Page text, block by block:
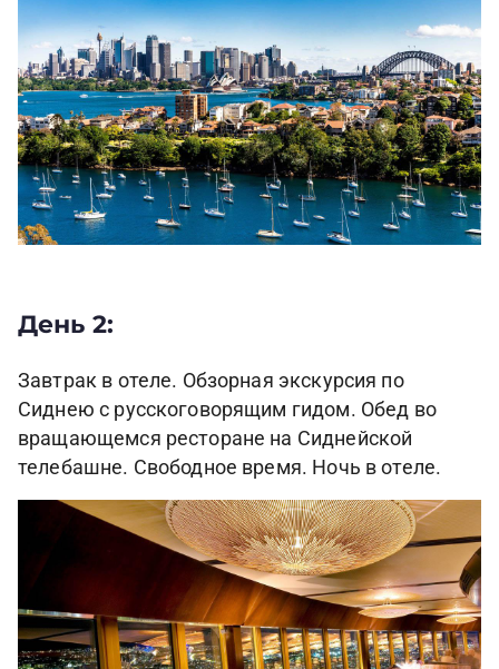
День 2:
Завтрак в отеле. Обзорная экскурсия по
Сиднею с русскоговорящим гидом. Обед во
вращающемся ресторане на Сиднейской
телебашне. Свободное время. Ночь в отеле.